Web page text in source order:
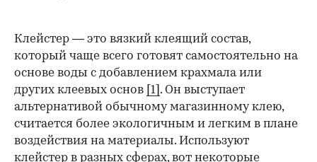
00:00 / 00:00
Клейстер — это вязкий клеящий состав,
который чаще всего готовят самостоятельно на
основе воды с добавлением крахмала или
других клеевых основ [1] . Он выступает
альтернативой обычному магазинному клею,
считается более экологичным и легким в плане
воздействия на материалы. Используют
клейстер в разных сферах, вот некоторые